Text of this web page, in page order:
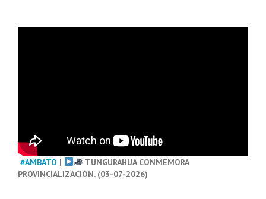
#AMBATO |
TUNGURAHUA CONMEMORA
PROVINCIALIZACIÓN. (03-07-2026)